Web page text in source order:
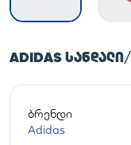
ADIDAS
ბრენდი
Adidas